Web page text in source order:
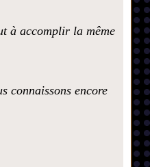
à accomplir la même
connaissons encore